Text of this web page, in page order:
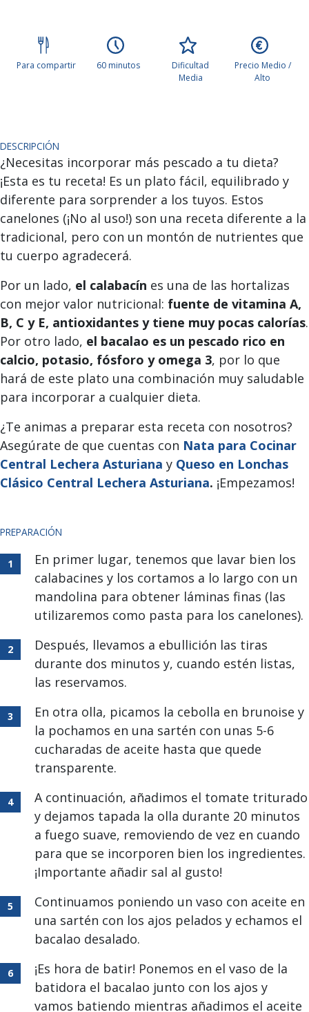
Para compartir 60 minutos
Dificultad
Media
Precio Medio /
Alto
DESCRIPCIÓN
¿Necesitas incorporar más pescado a tu dieta?
¡Esta es tu receta! Es un plato fácil, equilibrado y
diferente para sorprender a los tuyos. Estos
canelones (¡No al uso!) son una receta diferente a la
tradicional, pero con un montón de nutrientes que
tu cuerpo agradecerá.
Por un lado, el calabacín es una de las hortalizas
con mejor valor nutricional: fuente de vitamina A,
B, C y E, antioxidantes y tiene muy pocas calorías.
Por otro lado, el bacalao es un pescado rico en
calcio, potasio, fósforo y omega 3, por lo que
hará de este plato una combinación muy saludable
para incorporar a cualquier dieta.
¿Te animas a preparar esta receta con nosotros?
Asegúrate de que cuentas con Nata para Cocinar
Central Lechera Asturiana y Queso en Lonchas
Clásico Central Lechera Asturiana. ¡Empezamos!
PREPARACIÓN
En primer lugar, tenemos que lavar bien los
calabacines y los cortamos a lo largo con un
mandolina para obtener láminas finas (las
utilizaremos como pasta para los canelones).
Después, llevamos a ebullición las tiras
durante dos minutos y, cuando estén listas,
las reservamos.
En otra olla, picamos la cebolla en brunoise y
la pochamos en una sartén con unas 5-6
cucharadas de aceite hasta que quede
transparente.
A continuación, añadimos el tomate triturado
y dejamos tapada la olla durante 20 minutos
a fuego suave, removiendo de vez en cuando
para que se incorporen bien los ingredientes.
¡Importante añadir sal al gusto!
Continuamos poniendo un vaso con aceite en
una sartén con los ajos pelados y echamos el
bacalao desalado.
¡Es hora de batir! Ponemos en el vaso de la
batidora el bacalao junto con los ajos y
vamos batiendo mientras añadimos el aceite